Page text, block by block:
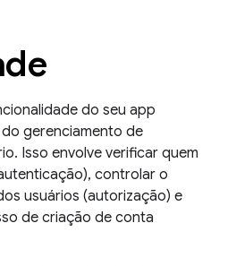
do seu app
gerenciamento de
Isso envolve verificar quem
controlar o
usuários (autorização) e
de criação de conta